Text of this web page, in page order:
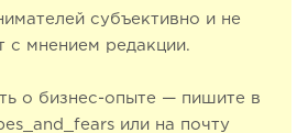
субъективно и не
с мнением редакции.
о бизнес-опыте — пишите в
или на почту